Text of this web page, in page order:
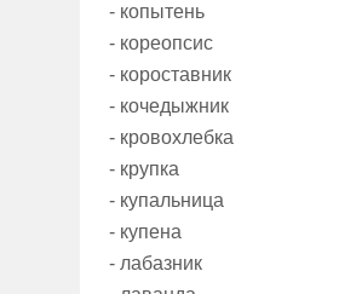
- копытень
- кореопсис
- короставник
- кочедыжник
- кровохлебка
- крупка
- купальница
- купена
- лабазник